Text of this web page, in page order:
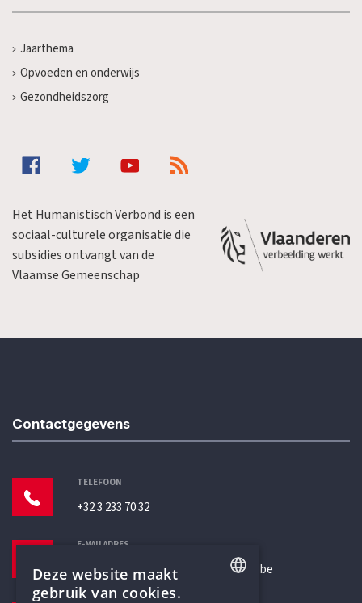
Jaarthema
Opvoeden en onderwijs
Gezondheidszorg
Het Humanistisch Verbond is een
sociaal-culturele organisatie die
subsidies ontvangt van de
Vlaamse Gemeenschap
Contactgegevens
TELEFOON
+32 3 233 70 32
E-MAILADRES
secretariaat@humanistischverbond.be
Deze website maakt
gebruik van cookies.